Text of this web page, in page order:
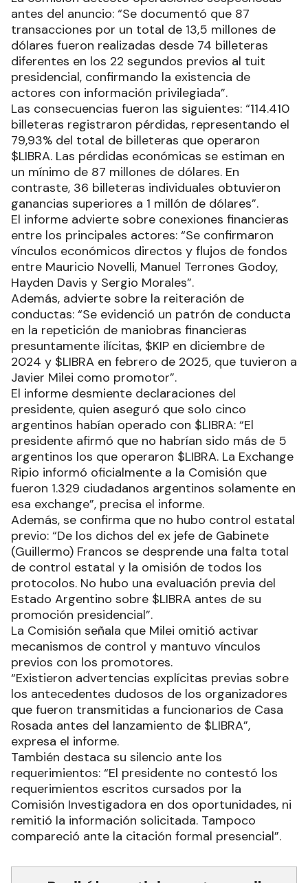
antes del anuncio: “Se documentó que 87
transacciones por un total de 13,5 millones de
dólares fueron realizadas desde 74 billeteras
diferentes en los 22 segundos previos al tuit
presidencial, confirmando la existencia de
actores con información privilegiada”.
Las consecuencias fueron las siguientes: “114.410
billeteras registraron pérdidas, representando el
79,93% del total de billeteras que operaron
$LIBRA. Las pérdidas económicas se estiman en
un mínimo de 87 millones de dólares. En
contraste, 36 billeteras individuales obtuvieron
ganancias superiores a 1 millón de dólares”.
El informe advierte sobre conexiones financieras
entre los principales actores: “Se confirmaron
vínculos económicos directos y flujos de fondos
entre Mauricio Novelli, Manuel Terrones Godoy,
Hayden Davis y Sergio Morales”.
Además, advierte sobre la reiteración de
conductas: “Se evidenció un patrón de conducta
en la repetición de maniobras financieras
presuntamente ilícitas, $KIP en diciembre de
2024 y $LIBRA en febrero de 2025, que tuvieron a
Javier Milei como promotor”.
El informe desmiente declaraciones del
presidente, quien aseguró que solo cinco
argentinos habían operado con $LIBRA: “El
presidente afirmó que no habrían sido más de 5
argentinos los que operaron $LIBRA. La Exchange
Ripio informó oficialmente a la Comisión que
fueron 1.329 ciudadanos argentinos solamente en
esa exchange”, precisa el informe.
Además, se confirma que no hubo control estatal
previo: “De los dichos del ex jefe de Gabinete
(Guillermo) Francos se desprende una falta total
de control estatal y la omisión de todos los
protocolos. No hubo una evaluación previa del
Estado Argentino sobre $LIBRA antes de su
promoción presidencial”.
La Comisión señala que Milei omitió activar
mecanismos de control y mantuvo vínculos
previos con los promotores.
“Existieron advertencias explícitas previas sobre
los antecedentes dudosos de los organizadores
que fueron transmitidas a funcionarios de Casa
Rosada antes del lanzamiento de $LIBRA”,
expresa el informe.
También destaca su silencio ante los
requerimientos: “El presidente no contestó los
requerimientos escritos cursados por la
Comisión Investigadora en dos oportunidades, ni
remitió la información solicitada. Tampoco
compareció ante la citación formal presencial”.